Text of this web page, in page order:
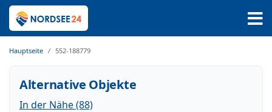
Hauptseite 552-188779
Alternative Objekte
In der Nähe (88)